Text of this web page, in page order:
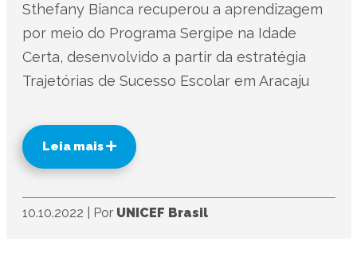
Sthefany Bianca recuperou a aprendizagem
por meio do Programa Sergipe na Idade
Certa, desenvolvido a partir da estratégia
Trajetórias de Sucesso Escolar em Aracaju
Leia mais
10.10.2022 Por UNICEF Brasil